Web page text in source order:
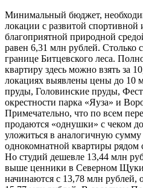
Минимальный бюджет,
локации с развитой спортивной
благоприятной природной
равен 6,31 млн рублей. Столько
границе Битцевского леса.
квартиру здесь можно взять за
локациях выявлены цены до 10
пруды, Головинские пруды,
окрестности парка «Яуза» и
Примечательно, что по всем
продаются «однушки» с чеком
уложиться в аналогичную
однокомнатной квартиры
Но студий дешевле 13,44 млн
выше ценники в Северном
начинаются с 13,78 млн